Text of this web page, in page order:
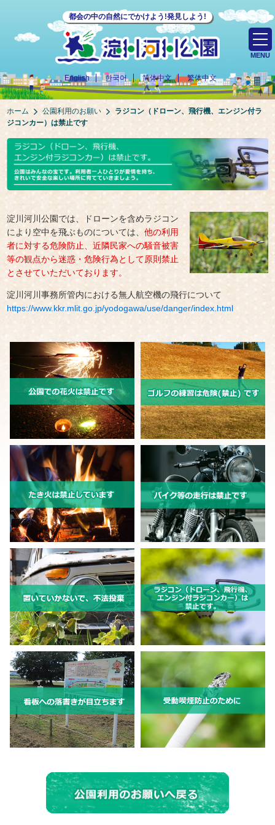
都会の中の自然にでかけよう!発見しよう!
English 한국어 简体中文 繁体中文
MENU
ホーム 公園利用のお願い
ラジコン（ドローン、飛行機、エンジン付ラ
ジコンカー）は禁止です
淀川河川公園では、ドローンを含めラジコン
により空中を飛ぶものについては、他の利用
者に対する危険防止、近隣民家への騒音被害
等の観点から迷惑・危険行為として原則禁止
とさせていただいております。
淀川河川事務所管内における無人航空機の飛行について
https://www.kkr.mlit.go.jp/yodogawa/use/danger/index.html